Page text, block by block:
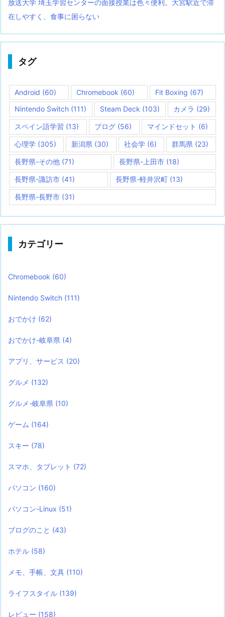
放送大学 埼玉学習センターの面接授業は色々便利。大宮駅近で滞
在しやすく、食事に困らない
タグ
Android (60) Chromebook (60) Fit Boxing (67)
Nintendo Switch (111) Steam Deck (103) カメラ (29)
スペイン語学習 (13) ブログ (56) マインドセット (6)
心理学 (305) 新潟県 (30) 社会学(6) 群馬県 (23)
長野県-その他 (71) 長野県-上田市(18)
長野県-諏訪市 (41) 長野県-軽井沢町 (13)
長野県-長野市 (31)
カテゴリー
Chromebook (60)
Nintendo Switch (111)
おでかけ (62)
おでかけ-岐阜県 (4)
アプリ、サービス (20)
グルメ (132)
グルメ-岐阜県 (10)
ゲーム (164)
スキー (78)
スマホ、タブレット (72)
パソコン (160)
パソコン-Linux (51)
ブログのこと (43)
ホテル (58)
メモ、手帳、文具 (110)
ライフスタイル (139)
レビュー (158)